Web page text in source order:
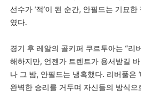
선수가 ‘적’이 된 순간, 안필드는 기묘
였다.
경기 후 레알의 골키퍼 쿠르투아는 “리
해하지만, 언젠가 트렌트가 용서받길
나 그 밤, 안필드는 냉혹했다. 리버풀은
완벽한 승리를 거두며 자신들의 방식으